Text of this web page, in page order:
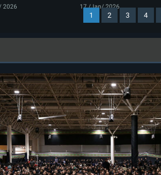
2026
17 /Jan/ 2026
1 2 3 4